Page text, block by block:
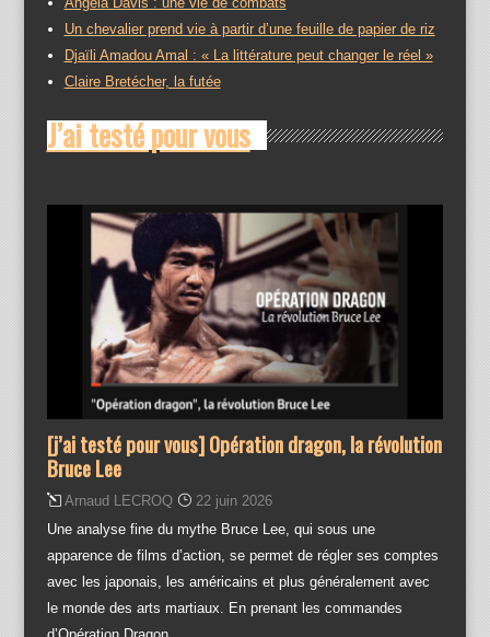
Un chevalier prend vie à partir d’une feuille de papier de riz
Djaïli Amadou Amal : « La littérature peut changer le réel »
Claire Bretécher, la futée
J’ai testé pour vous
[j’ai testé pour vous] Opération dragon, la révolution
Bruce Lee
Arnaud LECROQ
22 juin 2026
Une analyse fine du mythe Bruce Lee, qui sous une
apparence de films d’action, se permet de régler ses comptes
avec les japonais, les américains et plus généralement avec
le monde des arts martiaux. En prenant les commandes